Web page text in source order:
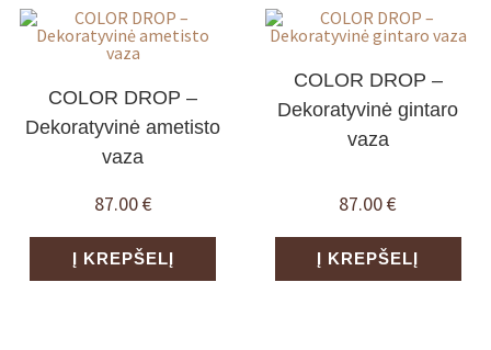
COLOR DROP –
Dekoratyvinė ametisto
vaza
87.00€
Į KREPŠELĮ
COLOR DROP –
Dekoratyvinė gintaro
vaza
87.00€
Į KREPŠELĮ